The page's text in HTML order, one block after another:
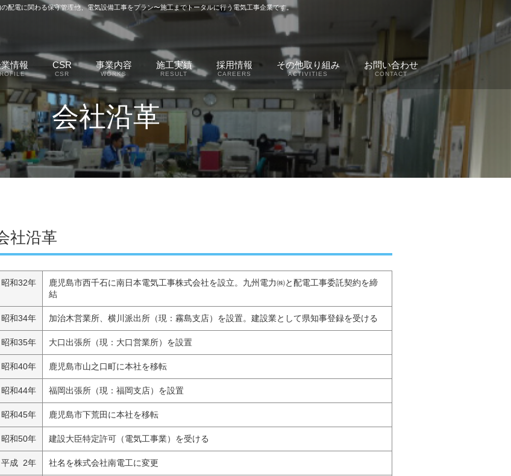
配電に関わる保守管理他、電気設備工事をプラン〜施工までトータルに行う電気工事企業です。
情報 CSR
CSR
事業内容
WORKS
施工実績
RESULT
採用情報
CAREERS
その他取り組み
ACTIVITIES
お問い合わせ
CONTACT
会社沿革
社沿革
昭和32年
鹿児島市西千石に南日本電気工事株式会社を設立。九州電力㈱と配電工事委託契約を締
結
昭和34年 加治木営業所、横川派出所（現：霧島支店）を設置。建設業として県知事登録を受ける
昭和35年 大口出張所（現：大口営業所）を設置
昭和40年 鹿児島市山之口町に本社を移転
昭和44年 福岡出張所（現：福岡支店）を設置
昭和45年 鹿児島市下荒田に本社を移転
昭和50年 建設大臣特定許可（電気工事業）を受ける
平成 2年 社名を株式会社南電工に変更